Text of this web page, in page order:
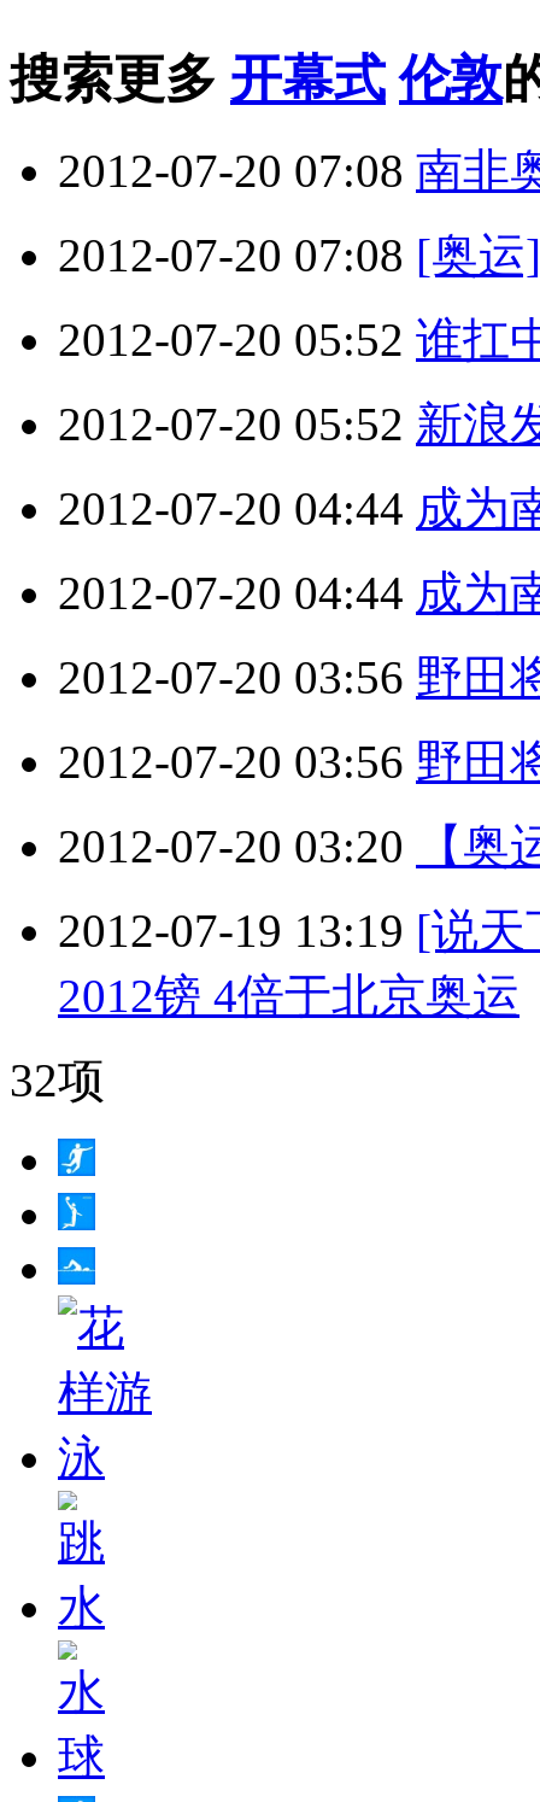
搜索更多 开幕式 伦敦
2012-07-20 07:08 南非
2012-07-20 07:08 [奥运
2012-07-20 05:52 谁扛
2012-07-20 05:52 新浪
2012-07-20 04:44 成为
2012-07-20 04:44 成为
2012-07-20 03:56 野田
2012-07-20 03:56 野田
2012-07-20 03:20
【
2012-07-19 13:19 [说天
2012镑 4倍于北京奥运
32项